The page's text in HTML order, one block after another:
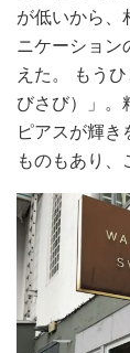
が低いから、
ニケーション
えた。 もう
びさび）」。
ピアスが輝
ものもあり、